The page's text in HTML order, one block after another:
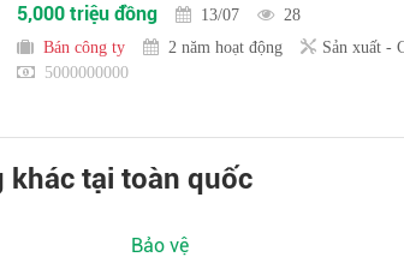
5,000 triệu đồng 13/07
28
Bán công ty
2 năm hoạt động Sản xuất -
5000000000
khác tại toàn quốc
Bảo vệ